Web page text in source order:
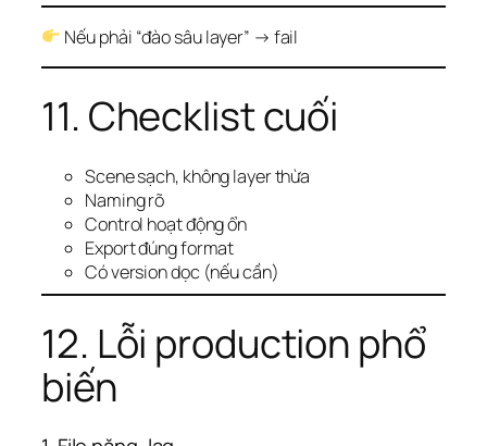
Nếu phải “đào sâu layer” → fail
11. Checklist cuối
Scene sạch, không layer thừa
Naming rõ
Control hoạt động ổn
Export đúng format
Có version dọc (nếu cần)
12. Lỗi production phổ
biến